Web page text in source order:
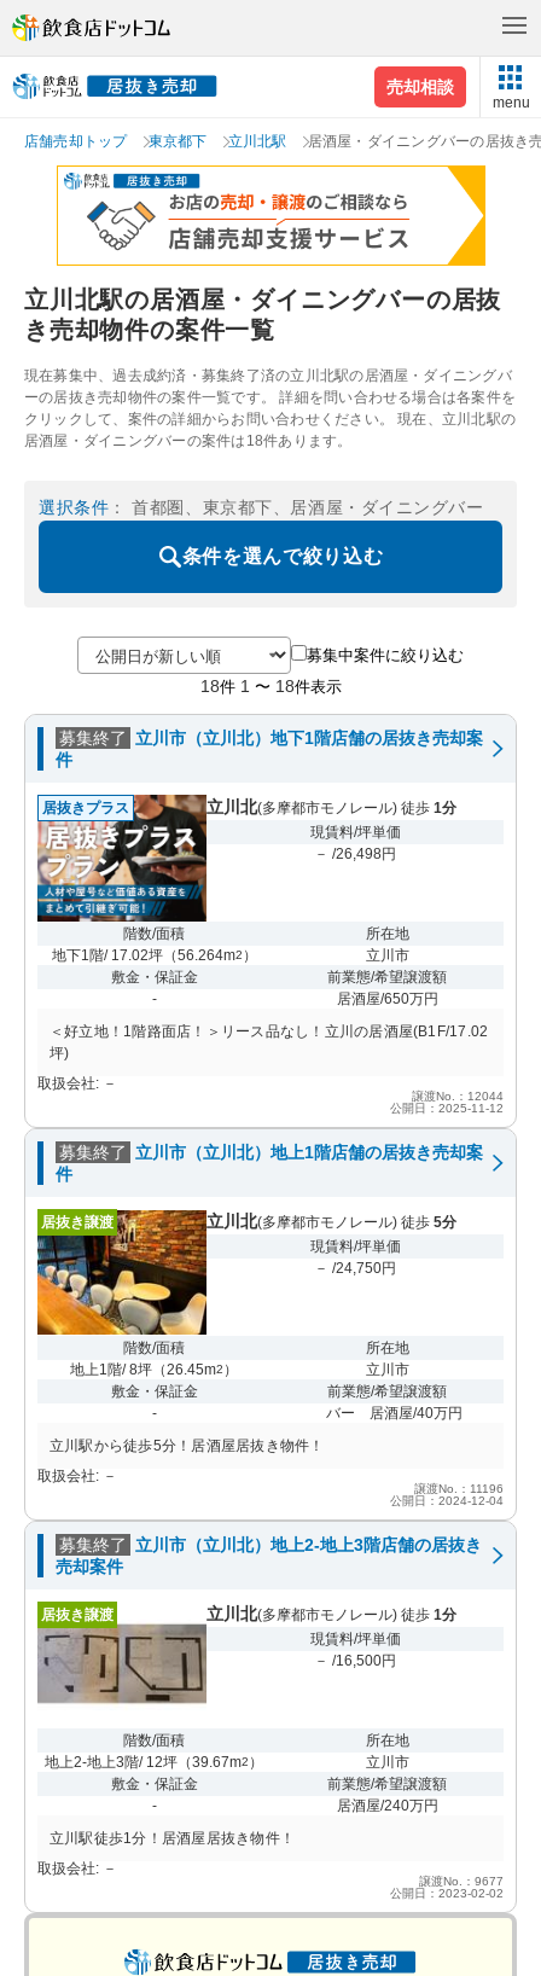
売却相談
menu
店舗売却トップ 東京都下 立川北駅 居酒屋・ダイニングバーの居抜き
立川北駅の居酒屋・ダイニングバーの居抜
き売却物件の案件一覧
現在募集中、過去成約済・募集終了済の立川北駅の居酒屋・ダイニングバ
ーの居抜き売却物件の案件一覧です。 詳細を問い合わせる場合は各案件を
クリックして、案件の詳細からお問い合わせください。 現在、立川北駅の
居酒屋・ダイニングバーの案件は18件あります。
選択条件 ： 首都圏、東京都下、居酒屋・ダイニングバー
条件を選んで絞り込む
募集中案件に絞り込む
18件 1 〜 18件表示
募集終了 立川市（立川北）地下1階店舗の居抜き売却案
件
居抜きプラス 立川北(多摩都市モノレール) 徒歩 1分
現賃料/坪単価
－ /26,498円
階数/面積
地下1階/ 17.02坪（56.264m2 ）
所在地
立川市
敷金・保証金
-
前業態/希望譲渡額
居酒屋/650万円
＜好立地！1階路面店！＞リース品なし！立川の居酒屋(B1F/17.02
坪)
取扱会社: －
譲渡No.：12044
公開日：2025-11-12
募集終了 立川市（立川北）地上1階店舗の居抜き売却案
件
居抜き譲渡 立川北(多摩都市モノレール) 徒歩 5分
現賃料/坪単価
－ /24,750円
階数/面積
地上1階/ 8坪 （26.45m2 ）
所在地
立川市
敷金・保証金
-
前業態/希望譲渡額
バー 居酒屋/40万円
立川駅から徒歩5分！居酒屋居抜き物件！
取扱会社: －
譲渡No.：11196
公開日：2024-12-04
募集終了 立川市（立川北）地上2-地上3階店舗の居抜き
売却案件
居抜き譲渡 立川北(多摩都市モノレール) 徒歩 1分
現賃料/坪単価
－ /16,500円
階数/面積
地上2-地上3階/ 12坪 （39.67m2 ）
所在地
立川市
敷金・保証金
-
前業態/希望譲渡額
居酒屋/240万円
立川駅徒歩1分！居酒屋居抜き物件！
取扱会社: －
譲渡No.：9677
公開日：2023-02-02